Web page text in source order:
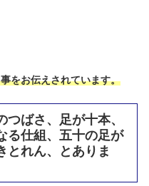
をお伝えされています。
ばさ、足が十本、
る仕組、五十の足が
とれん、とありま